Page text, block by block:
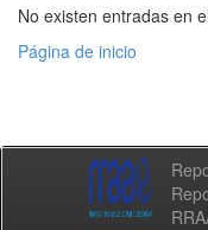
No existen entradas en
Página de inicio